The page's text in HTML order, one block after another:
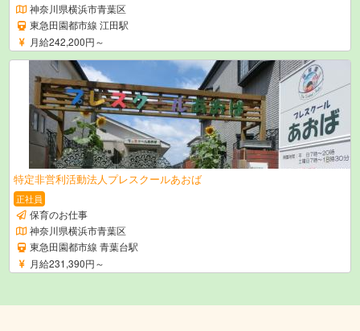
神奈川県横浜市青葉区
東急田園都市線 江田駅
月給242,200円～
特定非営利活動法人プレスクールあおば
正社員
保育のお仕事
神奈川県横浜市青葉区
東急田園都市線 青葉台駅
月給231,390円～